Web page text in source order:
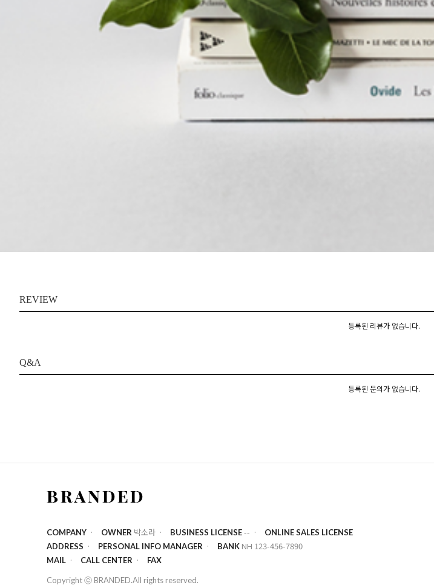
REVIEW
등록된 리뷰가 없습니다.
Q&A
등록된 문의가 없습니다.
COMPANY OWNER 박소라 BUSINESS LICENSE--
ONLINE SALES LICENSE
ADDRESS
PERSONAL INFO MANAGER BANK NH 123-456-7890
MAIL CALL CENTER FAX
Copyright ⓒ BRANDED.All rights reserved.